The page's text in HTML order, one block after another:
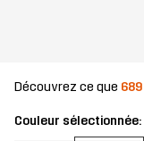
Découvrez ce que 689
Couleur sélectionnée: